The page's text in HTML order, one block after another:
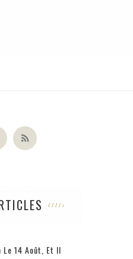
Le 14 Août, Et Il